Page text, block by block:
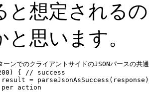
と想定される
と思います。
でのクライアントサイドのJSONパースの共
) { // success
result = parseJsonAsSuccess( response
action